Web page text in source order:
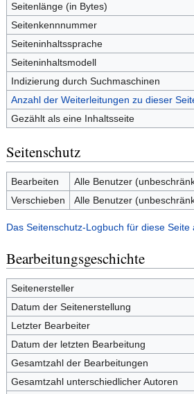
Seitenlänge (in Bytes)
Seitenkennnummer
Seiteninhaltssprache
Seiteninhaltsmodell
Indizierung durch Suchmaschinen
Anzahl der Weiterleitungen zu dieser
Gezählt als eine Inhaltsseite
Seitenschutz
Bearbeiten
Alle Benutzer
Verschieben
Alle Benutzer
Das Seitenschutz-Logbuch für diese Seite
Bearbeitungsgeschichte
Seitenersteller
Datum der Seitenerstellung
Letzter Bearbeiter
Datum der letzten Bearbeitung
Gesamtzahl der Bearbeitungen
Gesamtzahl unterschiedlicher Autoren